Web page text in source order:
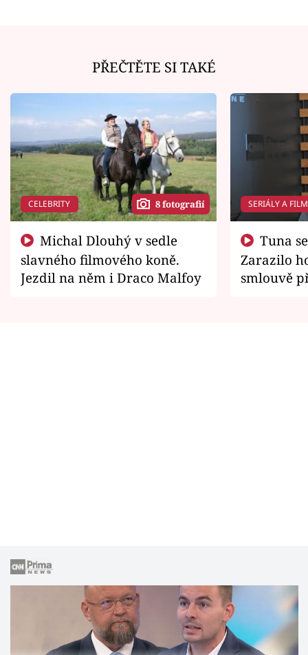
PŘEČTĚTE SI TAKÉ
CELEBRITY 8 fotografií
slavného filmového koně.
Jezdil na něm i Draco Malfoy
SERIÁLY A
Zarazilo
smlouvě